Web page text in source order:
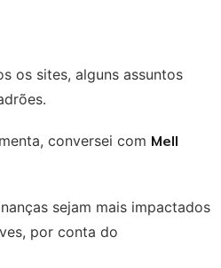
os sites, alguns assuntos
conversei com Mell
sejam mais impactados
por conta do